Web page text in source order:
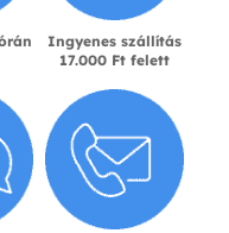
Ingyenes szállítás
17.000 Ft felett